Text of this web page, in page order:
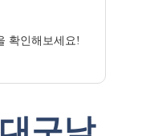
확인해보세요!